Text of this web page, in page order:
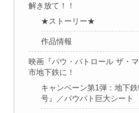
解き放て！！
★ストーリー★
作品情報
映画『パウ・パトロール ザ・
市地下鉄に！
キャンペーン第1弾：地下
号』／パウパト巨大シート